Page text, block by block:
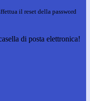
il reset della password
di posta elettronica!